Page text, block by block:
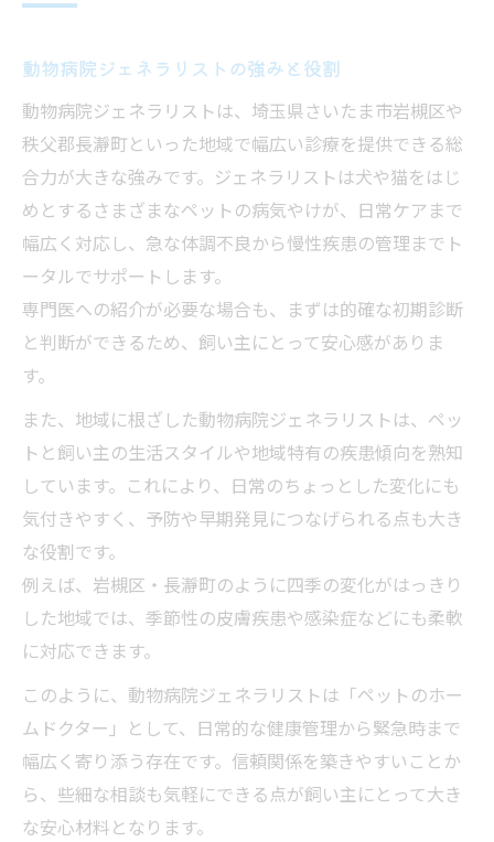
動物病院ジェネラリストの強みと役割
動物病院ジェネラリストは、埼玉県さいたま市岩槻区や
秩父郡長瀞町といった地域で幅広い診療を提供できる総
合力が大きな強みです。ジェネラリストは犬や猫をはじ
めとするさまざまなペットの病気やけが、日常ケアまで
幅広く対応し、急な体調不良から慢性疾患の管理までト
ータルでサポートします。
専門医への紹介が必要な場合も、まずは的確な初期診断
と判断ができるため、飼い主にとって安心感がありま
す。
また、地域に根ざした動物病院ジェネラリストは、ペッ
トと飼い主の生活スタイルや地域特有の疾患傾向を熟知
しています。これにより、日常のちょっとした変化にも
気付きやすく、予防や早期発見につなげられる点も大き
な役割です。
例えば、岩槻区・長瀞町のように四季の変化がはっきり
した地域では、季節性の皮膚疾患や感染症などにも柔軟
に対応できます。
このように、動物病院ジェネラリストは「ペットのホー
ムドクター」として、日常的な健康管理から緊急時まで
幅広く寄り添う存在です。信頼関係を築きやすいことか
ら、些細な相談も気軽にできる点が飼い主にとって大き
な安心材料となります。